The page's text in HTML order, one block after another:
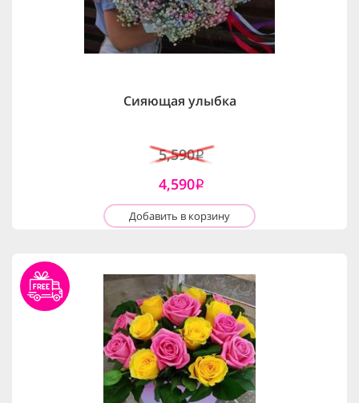
Сияющая улыбка
5,590i
4,590i
Добавить в корзину